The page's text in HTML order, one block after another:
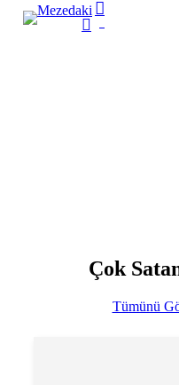
Skip
search
account
Çok
Tümünü